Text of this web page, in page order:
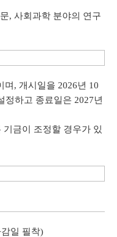
, 사회과학 분야의 연구
며, 개시일을 2026년 10
정하고 종료일은 2027년
금이 조정할 경우가 있
일 필착)